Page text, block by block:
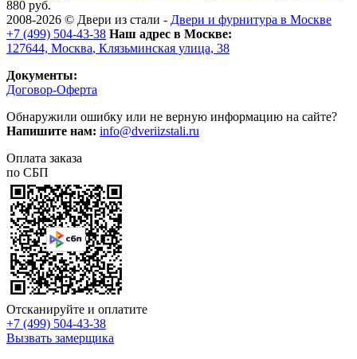
880 руб.
2008-2026 © Двери из стали - Двери и фурнитура в Москве
+7 (499) 504-43-38 Наш адрес в Москве:
127644, Москва, Клязьминская улица, 38
Документы:
Договор-Оферта
Обнаружили ошибку или не верную информацию на сайте?
Напишите нам: info@dveriizstali.ru
Оплата заказа
по СБП
Отсканируйте и оплатите
+7 (499) 504-43-38
Вызвать замерщика